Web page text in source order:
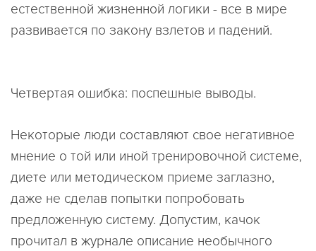
естественной жизненной логики - все в мире
развивается по закону взлетов и падений.
Четвертая ошибка: поспешные выводы.
Некоторые люди составляют свое негативное
мнение о той или иной тренировочной системе,
диете или методическом приеме заглазно,
даже не сделав попытки попробовать
предложенную систему. Допустим, качок
прочитал в журнале описание необычного